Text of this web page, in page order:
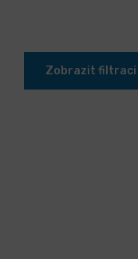
Zobrazit filtraci